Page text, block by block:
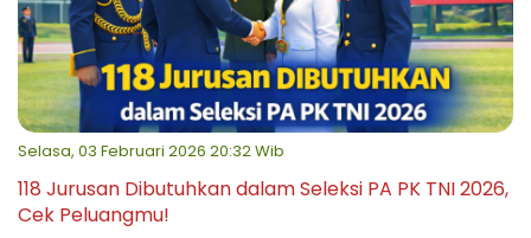
Selasa, 03 Februari 2026 20:32 Wib
118 Jurusan Dibutuhkan dalam Seleksi PA PK TNI 2026,
Cek Peluangmu!